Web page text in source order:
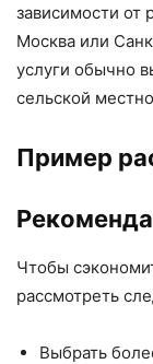
зависимости от
Москва или
услуги обычно
сельской
Пример
Чтобы
рассмотреть
Выбрать